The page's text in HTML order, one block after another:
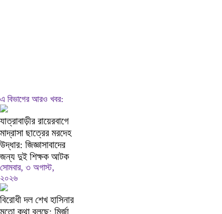
এ বিভাগের আরও খবর:
যাত্রাবাড়ীর রায়েরবাগে
মাদ্রাসা ছাত্রের মরদেহ
উদ্ধার: জিজ্ঞাসাবাদের
জন্য দুই শিক্ষক আটক
সোমবার, ৩ অগাস্ট,
২০২৬
বিরোধী দল শেখ হাসিনার
মতো কথা বলছে: মির্জা